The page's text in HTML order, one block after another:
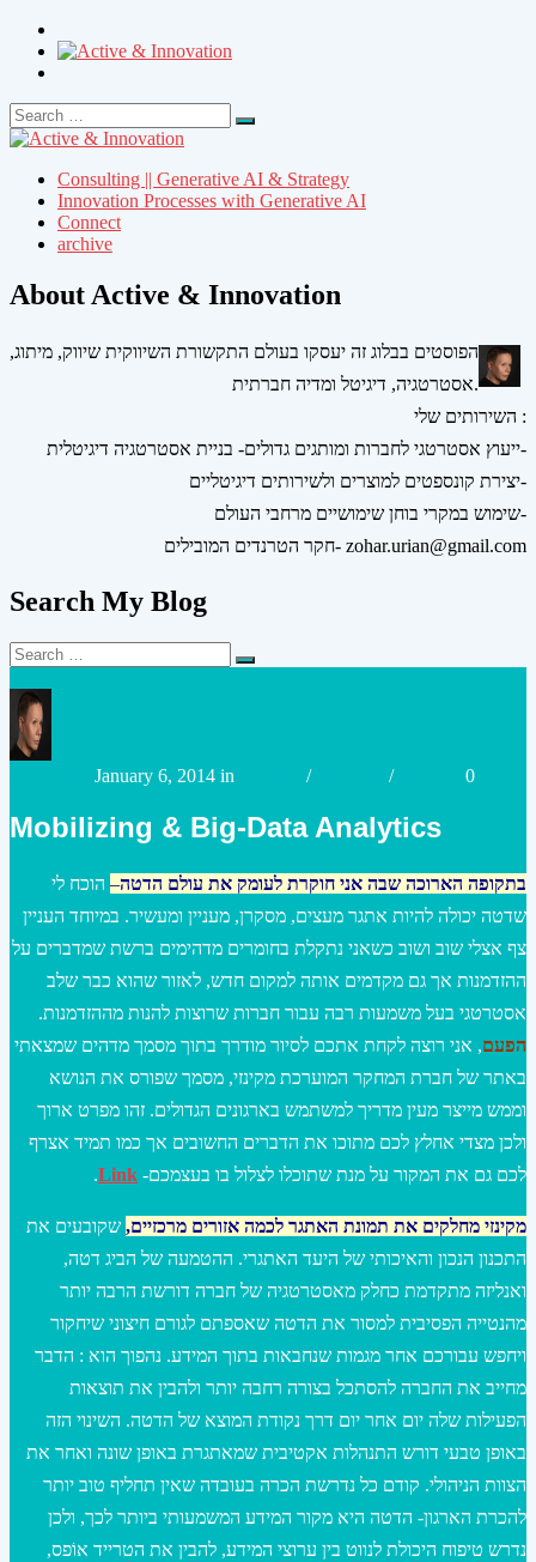
Search
for:
Search
Consulting || Generative AI & Strategy
Innovation Processes with Generative AI
Connect
archive
About Active & Innovation
הפוסטים בבלוג זה יעסקו בעולם התקשורת השיווקית שיווק, מיתוג,
אסטרטגיה, דיגיטל ומדיה חברתית.
השירותים שלי :
ייעוץ אסטרטגי לחברות ומותגים גדולים- בניית אסטרטגיה דיגיטלית-
יצירת קונספטים למוצרים ולשירותים דיגיטליים-
שימוש במקרי בוחן שימושיים מרחבי העולם-
חקר הטרנדים המובילים- zohar.urian@gmail.com
Search My Blog
Search
for:
Search
January 6, 2014 in / / 0
Mobilizing & Big-Data Analytics
בתקופה הארוכה שבה אני חוקרת לעומק את עולם הדטה– הוכח לי
שדטה יכולה להיות אתגר מעצים, מסקרן, מעניין ומעשיר. במיוחד העניין
צף אצלי שוב ושוב כשאני נתקלת בחומרים מדהימים ברשת שמדברים על
ההזדמנות אך גם מקדמים אותה למקום חדש, לאזור שהוא כבר שלב
אסטרטגי בעל משמעות רבה עבור חברות שרוצות להנות מההזדמנות.
הפעם, אני רוצה לקחת אתכם לסיור מודרך בתוך מסמך מדהים שמצאתי
באתר של חברת המחקר המוערכת מקינזי, מסמך שפורס את הנושא
וממש מייצר מעין מדריך למשתמש בארגונים הגדולים. זהו מפרט ארוך
ולכן מצדי אחלץ לכם מתוכו את הדברים החשובים אך כמו תמיד אצרף
לכם גם את המקור על מנת שתוכלו לצלול בו בעצמכם- Link
.
מקינזי מחלקים את תמונת האתגר לכמה אזורים מרכזיים, שקובעים את
התכנון הנכון והאיכותי של היעד האתגרי. ההטמעה של הביג דטה,
ואנליזה מתקדמת כחלק מאסטרטגיה של חברה דורשת הרבה יותר
מהנטייה הפסיבית למסור את הדטה שאספתם לגורם חיצוני שיחקור
ויחפש עבורכם אחר מגמות שנחבאות בתוך המידע. נהפוך הוא : הדבר
מחייב את החברה להסתכל בצורה רחבה יותר ולהבין את תוצאות
הפעילות שלה יום אחר יום דרך נקודת המוצא של הדטה. השינוי הזה
באופן טבעי דורש התנהלות אקטיבית שמאתגרת באופן שונה ואחר את
הצוות הניהולי. קודם כל נדרשת הכרה בעובדה שאין תחליף טוב יותר
להכרת הארגון- הדטה היא מקור המידע המשמעותי ביותר לכך, ולכן
נדרש טיפוח היכולת לנווט בין ערוצי המידע, להבין את הטרייד אוֹפס,